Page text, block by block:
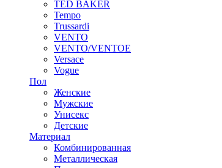
TED BAKER
Tempo
Trussardi
VENTO
VENTO/VENTOE
Versace
Vogue
Пол
Женские
Мужские
Унисекс
Детские
Материал
Комбинированная
Металлическая